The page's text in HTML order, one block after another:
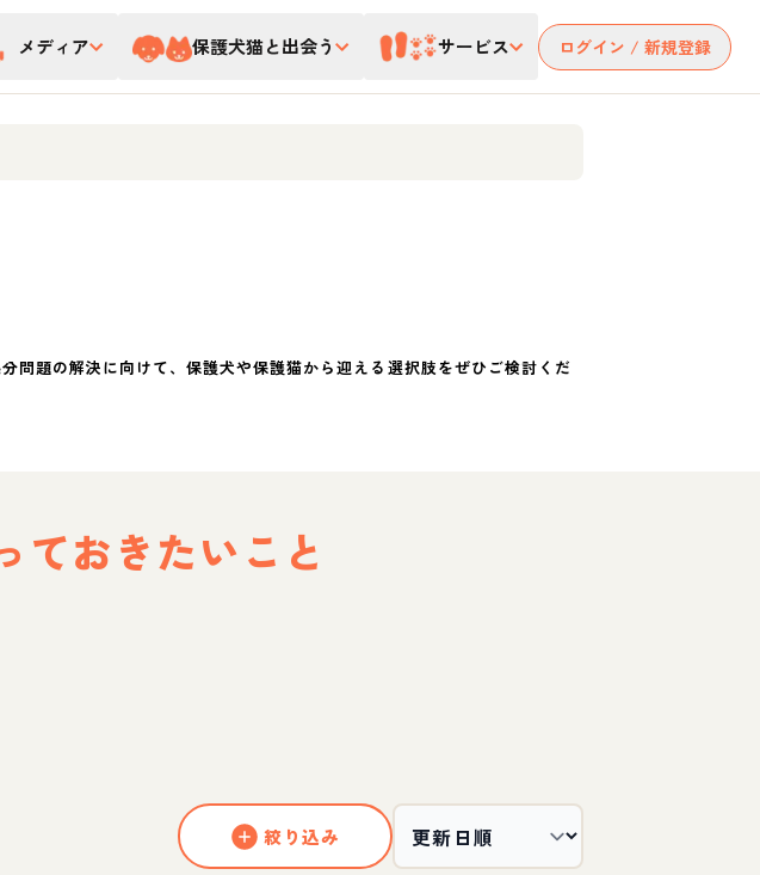
メディア 保護犬猫と出会う サービス ログイン / 新規登録
題の解決に向けて、保護犬や保護猫から迎える選択肢をぜひご検討くだ
ておきたいこと
絞り込み